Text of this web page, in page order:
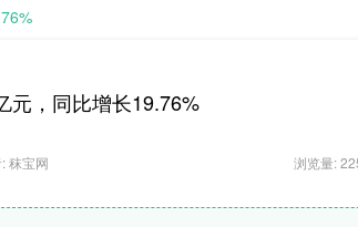
元，同比增长19.76%
秣宝网 浏览量: